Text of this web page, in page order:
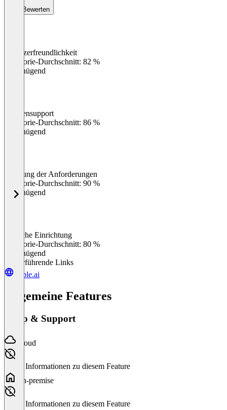
Bewerten
Benutzerfreundlichkeit
Kategorie-Durchschnitt: 82 %
Ungenügend
Kundensupport
Kategorie-Durchschnitt: 86 %
Ungenügend
Erfüllung der Anforderungen
Kategorie-Durchschnitt: 90 %
Ungenügend
Einfache Einrichtung
Kategorie-Durchschnitt: 80 %
Ungenügend
Weiterführende Links
flable.ai
Allgemeine Features
Setup & Support
Cloud
Keine Informationen zu diesem Feature
On-premise
Keine Informationen zu diesem Feature